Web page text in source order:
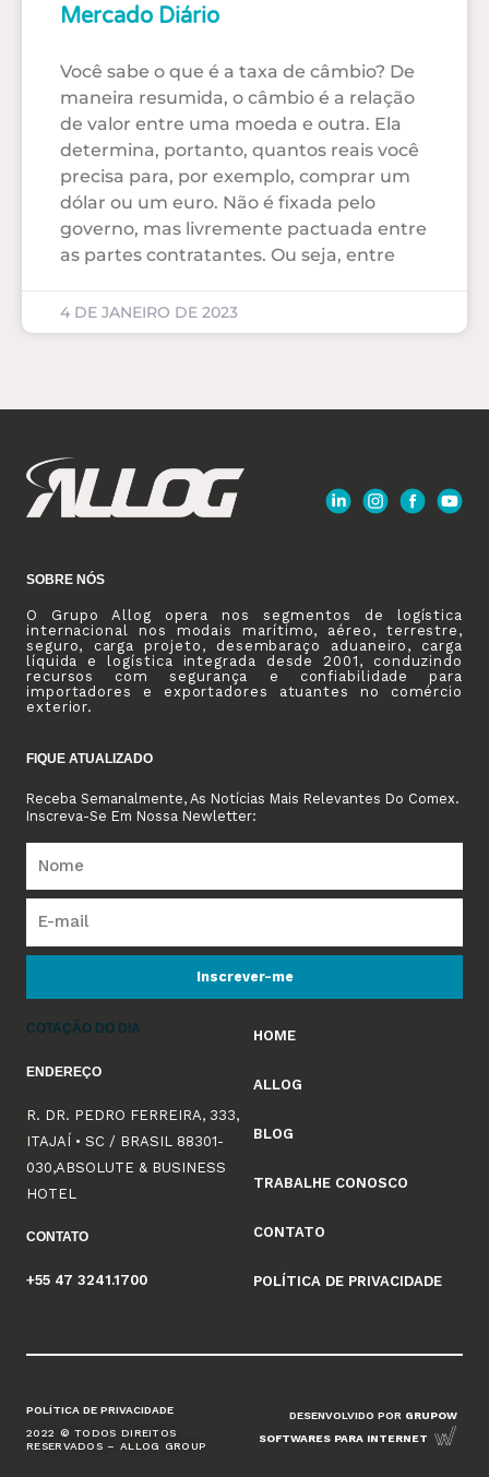
Mercado Diário
Você sabe o que é a taxa de câmbio? De
maneira resumida, o câmbio é a relação
de valor entre uma moeda e outra. Ela
determina, portanto, quantos reais você
precisa para, por exemplo, comprar um
dólar ou um euro. Não é fixada pelo
governo, mas livremente pactuada entre
as partes contratantes. Ou seja, entre
4 DE JANEIRO DE 2023
SOBRE NÓS
O Grupo Allog opera nos segmentos de logística
internacional nos modais marítimo, aéreo, terrestre,
seguro, carga projeto, desembaraço aduaneiro, carga
líquida e logística integrada desde 2001, conduzindo
recursos com segurança e confiabilidade para
importadores e exportadores atuantes no comércio
exterior.
FIQUE ATUALIZADO
Receba Semanalmente, As Notícias Mais Relevantes Do Comex.
Inscreva-Se Em Nossa Newletter:
Inscrever-me
COTAÇÃO DO DIA
ENDEREÇO
R. DR. PEDRO FERREIRA, 333,
ITAJAÍ • SC / BRASIL 88301-
030,ABSOLUTE & BUSINESS
HOTEL
CONTATO
+55 47 3241.1700
HOME
ALLOG
BLOG
TRABALHE CONOSCO
CONTATO
POLÍTICA DE PRIVACIDADE
POLÍTICA DE PRIVACIDADE
2022 © TODOS DIREITOS
RESERVADOS – ALLOG GROUP
DESENVOLVIDO POR GRUPOW
SOFTWARES PARA INTERNET